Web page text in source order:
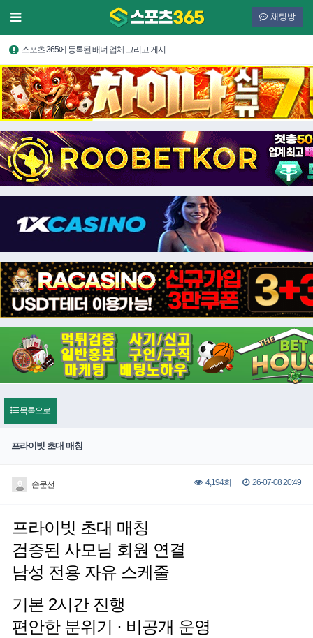
채팅방
스포츠 365에 등록된 배너 업체 그리고 게시…
목록으로
프라이빗 초대 매칭
손문선 4,194회 26-07-08 20:49
프라이빗 초대 매칭
검증된 사모님 회원 연결
남성 전용 자유 스케줄
기본 2시간 진행
편안한 분위기 · 비공개 운영